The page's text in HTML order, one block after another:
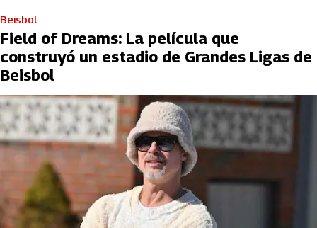
Beisbol
Field of Dreams: La película que
construyó un estadio de Grandes Ligas de
Beisbol